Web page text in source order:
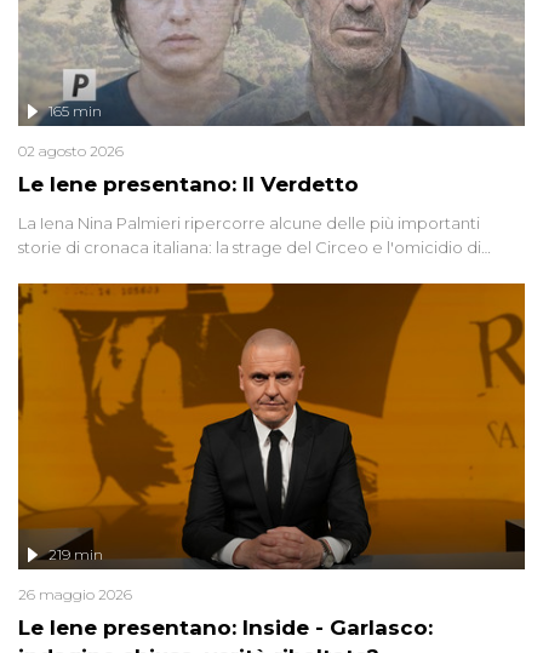
Le Iene presentano: Il Verdetto
165 min
02 agosto 2026
La Iena Nina Palmieri ripercorre alcune delle più importanti
storie di cronaca italiana: la strage del Circeo e l'omicidio di
Le Iene presentano: Inside - Garlasco:
219 min
26 maggio 2026